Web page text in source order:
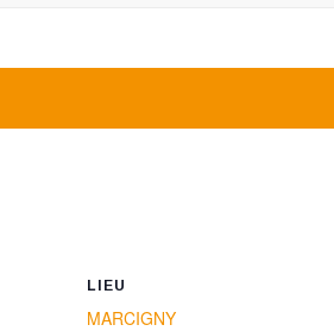
LIEU
MARCIGNY